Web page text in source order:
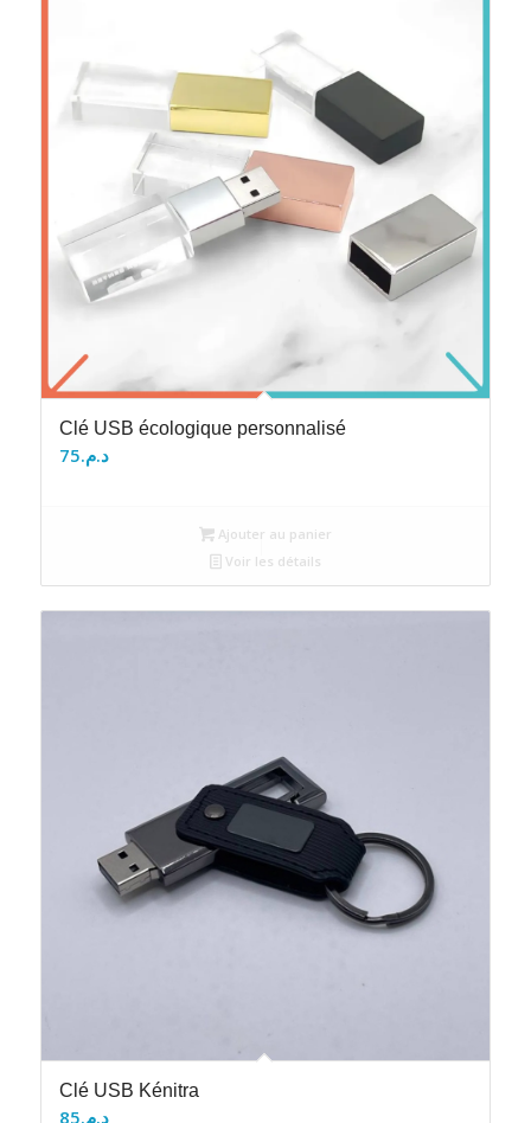
Clé USB écologique personnalisé
د.م.75
Ajouter au panier
Voir les détails
Clé USB Kénitra
د.م.85